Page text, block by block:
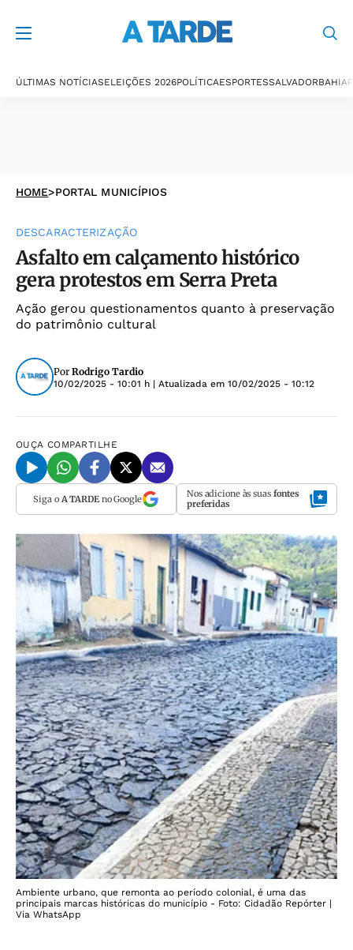
ÚLTIMAS NOTÍCIASELEIÇÕES 2026POLÍTICAESPORTESSALVADORBAHIA
HOME>PORTAL MUNICÍPIOS
DESCARACTERIZAÇÃO
Asfalto em calçamento histórico
gera protestos em Serra Preta
Ação gerou questionamentos quanto à preservação
do patrimônio cultural
Por Rodrigo Tardio
10/02/2025 - 10:01 h | Atualizada em 10/02/2025 - 10:12
OUÇA COMPARTILHE
Siga o A TARDEno Google Nos adicione às suas fontes
preferidas
Ambiente urbano, que remonta ao período colonial, é uma das
principais marcas históricas do município - Foto: Cidadão Repórter |
Via WhatsApp